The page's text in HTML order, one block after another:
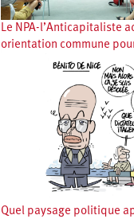
Le NPA-l’Anticapitaliste
orientation commune
Quel paysage politique